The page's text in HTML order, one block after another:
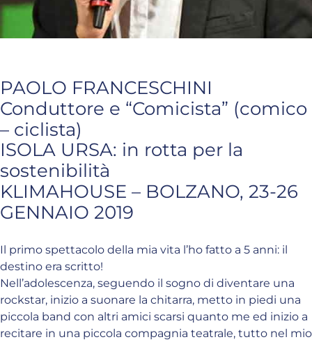
PAOLO FRANCESCHINI
Conduttore e “Comicista” (comico
– ciclista)
ISOLA URSA: in rotta per la
sostenibilità
KLIMAHOUSE – BOLZANO, 23-26
GENNAIO 2019
Il primo spettacolo della mia vita l’ho fatto a 5 anni: il
destino era scritto!
Nell’adolescenza, seguendo il sogno di diventare una
rockstar, inizio a suonare la chitarra, metto in piedi una
piccola band con altri amici scarsi quanto me ed inizio a
recitare in una piccola compagnia teatrale, tutto nel mio